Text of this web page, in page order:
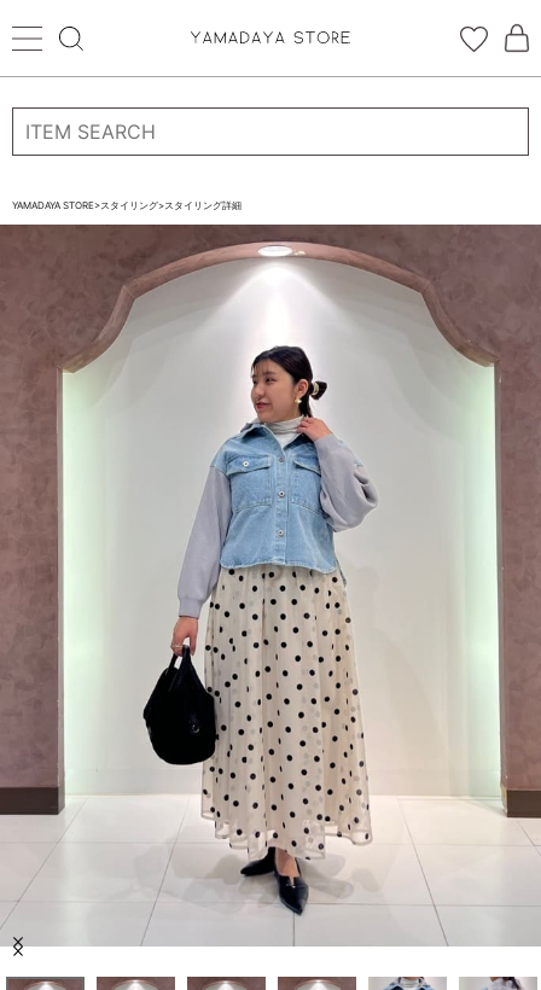
ログイン 新規会員登録
CATEGORYから探す
STORE BRAND・LABELから探す
NEWS
YAMADAYA STORE>スタイリング>スタイリング詳細
Item
ログイン